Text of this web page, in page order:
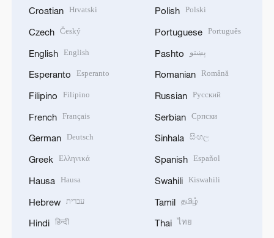
Croatian Hrvatski
Czech Český
English English
Esperanto Esperanto
Filipino Filipino
French Français
German Deutsch
Greek Ελληνικά
Hausa Hausa
Hebrew עברית
Hindi हिन्दी
Polish Polski
Portuguese Português
Pashto پښتو
Romanian Română
Russian Русский
Serbian Српски
Sinhala සිංහල
Spanish Español
Swahili Kiswahili
Tamil தமிழ்
Thai ไทย